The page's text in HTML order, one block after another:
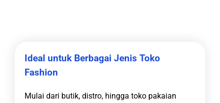
Ideal untuk Berbagai Jenis Toko
Fashion
Mulai dari butik, distro, hingga toko pakaian